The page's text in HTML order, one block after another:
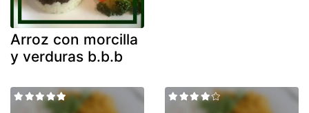
Arroz con morcilla
y verduras b.b.b